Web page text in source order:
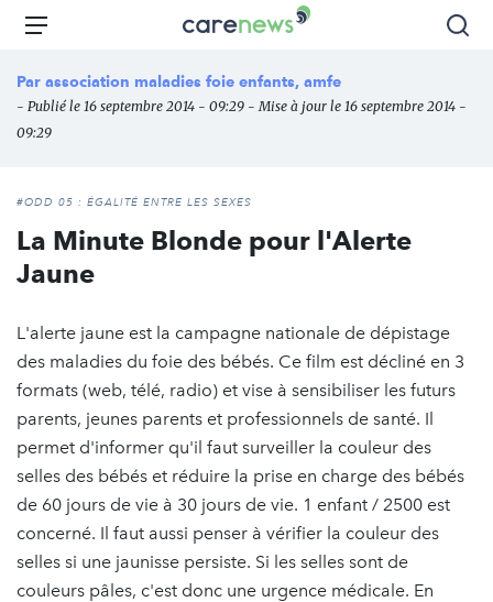
Aller
principal
Carenews,
média
des
Menu
Par association maladies foie enfants, amfe
- Publié le 16 septembre 2014 - 09:29 - Mise à jour le 16 septembre 2014 -
09:29
#ODD 05 : ÉGALITÉ ENTRE LES SEXES
La Minute Blonde pour l'Alerte
Jaune
L'alerte jaune est la campagne nationale de dépistage
des maladies du foie des bébés. Ce film est décliné en 3
formats (web, télé, radio) et vise à sensibiliser les futurs
parents, jeunes parents et professionnels de santé. Il
permet d'informer qu'il faut surveiller la couleur des
selles des bébés et réduire la prise en charge des bébés
de 60 jours de vie à 30 jours de vie. 1 enfant / 2500 est
concerné. Il faut aussi penser à vérifier la couleur des
selles si une jaunisse persiste. Si les selles sont de
couleurs pâles, c'est donc une urgence médicale. En